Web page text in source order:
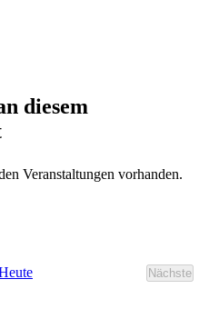
diesem
Veranstaltungen vorhanden.
Nächste